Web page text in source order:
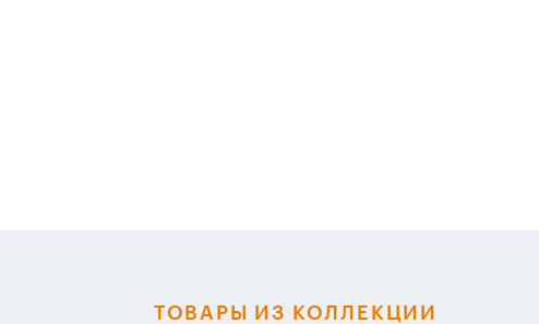
ТОВАРЫ ИЗ КОЛЛЕКЦИИ